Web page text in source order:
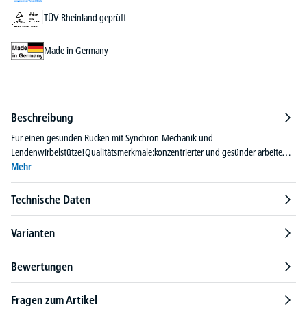
TÜV Rheinland geprüft
Made in Germany
Beschreibung
Für einen gesunden Rücken mit Synchron-Mechanik und
Lendenwirbelstütze!Qualitätsmerkmale:konzentrierter und gesünder arbeite…
Mehr
Technische Daten
Varianten
Bewertungen
Fragen zum Artikel